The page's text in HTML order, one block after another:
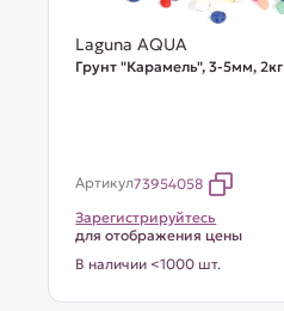
Laguna AQUA
Грунт "Карамель", 3-5мм, 2кг
Артикул73954058
Зарегистрируйтесь
для отображения цены
В наличии <1000 шт.